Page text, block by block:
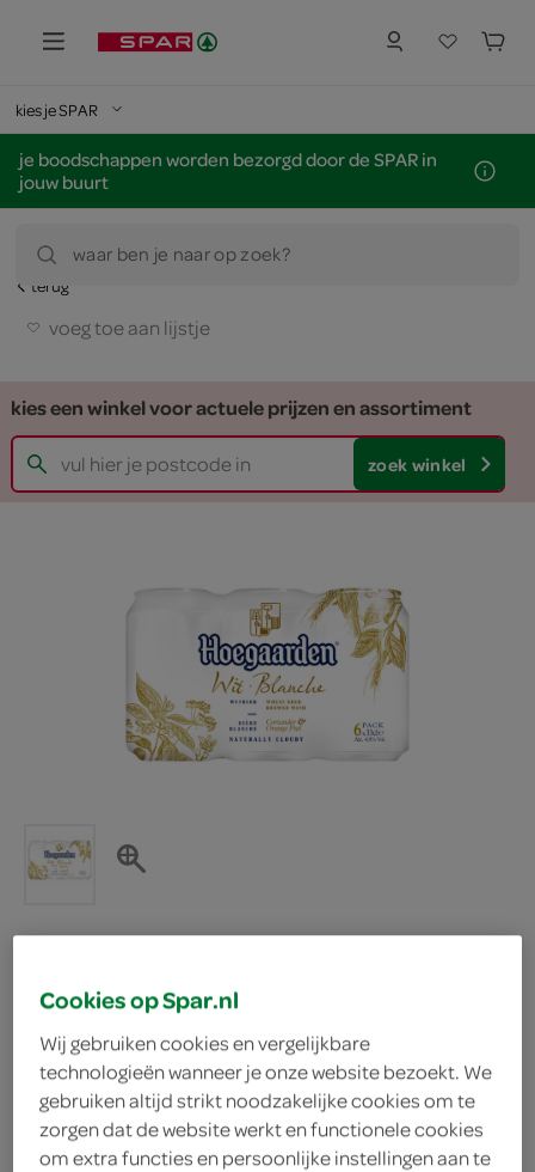
kies je SPAR
je boodschappen worden bezorgd door de SPAR in
jouw buurt
waar ben je naar op zoek?
terug
voeg toe aan lijstje
kies een winkel voor actuele prijzen en assortiment
zoek winkel
Hoegaarden witbier blik
sixpack
Hoegaarden
Cookies op Spar.nl
Wij gebruiken cookies en vergelijkbare
technologieën wanneer je onze website bezoekt. We
gebruiken altijd strikt noodzakelijke cookies om te
zorgen dat de website werkt en functionele cookies
om extra functies en persoonlijke instellingen aan te